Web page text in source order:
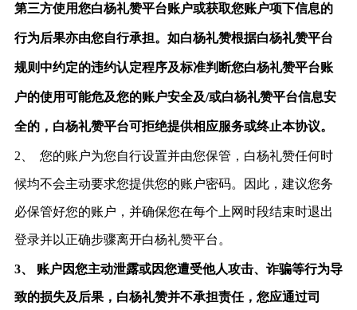
第三方使用您白杨礼赞平台账户或获取您账户项下信息的
行为后果亦由您自行承担。如白杨礼赞根据白杨礼赞平台
规则中约定的违约认定程序及标准判断您白杨礼赞平台账
户的使用可能危及您的账户安全及/或白杨礼赞平台信息安
全的，白杨礼赞平台可拒绝提供相应服务或终止本协议。
2、 您的账户为您自行设置并由您保管，白杨礼赞任何时
候均不会主动要求您提供您的账户密码。因此，建议您务
必保管好您的账户，并确保您在每个上网时段结束时退出
登录并以正确步骤离开白杨礼赞平台。
3、 账户因您主动泄露或因您遭受他人攻击、诈骗等行为导
致的损失及后果，白杨礼赞并不承担责任，您应通过司